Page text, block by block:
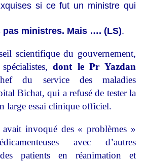
si ce fut un ministre qui
pas ministres. Mais …. (LS).
scientifique du gouvernement,
spécialistes,dont le Pr Yazdan
du service des maladies
Bichat, qui a refusé de tester la
large essai clinique officiel.
invoqué des « problèmes »
avec d’autres
patients en réanimation et